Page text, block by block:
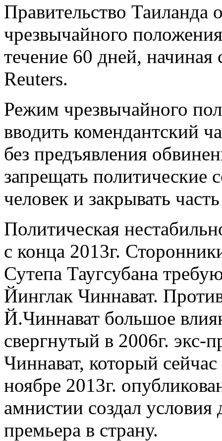
Правительство Таиланда
чрезвычайного
течение 60 дней, начиная
Reuters.
Режим чрезвычайного
вводить комендантский
без предъявления
запрещать политические
человек и закрывать
Политическая
с конца 2013г.
Сутепа Таугсубана
Йинглак Чиннават.
Й.Чиннават большое
свергнутый в 2006г. экс-
Чиннават, который
ноябре 2013г.
амнистии создал
премьера в страну.